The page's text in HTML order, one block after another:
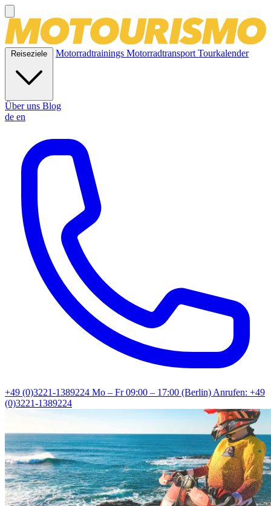
Reiseziele Motorradtrainings MotorradtransportTourkalender
Über uns Blog
de en
+49 (0)3221-1389224 Mo – Fr 09:00 – 17:00 (Berlin)Anrufen: +49
(0)3221-1389224